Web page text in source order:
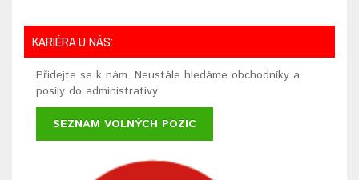
KARIÉRA U NÁS:
Přidejte se k nám. Neustále hledáme obchodníky a
posily do administrativy
SEZNAM VOLNÝCH POZIC